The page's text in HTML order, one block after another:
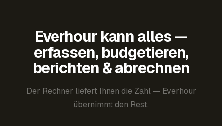
Everhour kann alles —
erfassen, budgetieren,
berichten & abrechnen
Der Rechner liefert Ihnen die Zahl — Everhour
übernimmt den Rest.